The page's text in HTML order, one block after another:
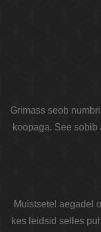
Grimass seob
koopaga. See
Muistsetel aegadel
kes leidsid selles